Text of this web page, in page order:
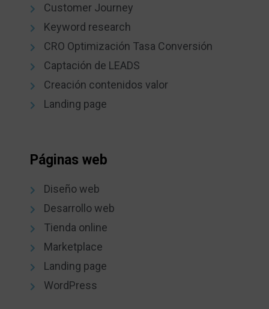
Customer Journey
Keyword research
CRO Optimización Tasa Conversión
Captación de LEADS
Creación contenidos valor
Landing page
Páginas web
Diseño web
Desarrollo web
Tienda online
Marketplace
Landing page
WordPress